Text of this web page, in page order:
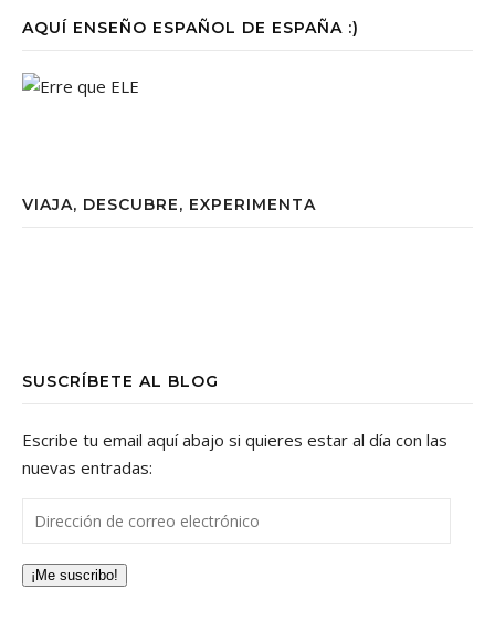
AQUÍ ENSEÑO ESPAÑOL DE ESPAÑA :)
VIAJA, DESCUBRE, EXPERIMENTA
SUSCRÍBETE AL BLOG
Escribe tu email aquí abajo si quieres estar al día con las
nuevas entradas:
Dirección de correo electrónico
¡Me suscribo!